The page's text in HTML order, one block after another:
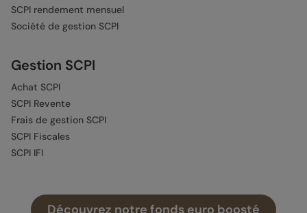
Découvrez notre fonds euro boosté
SCPI rendement mensuel
Société de gestion SCPI
Gestion SCPI
Achat SCPI
SCPI Revente
Frais de gestion SCPI
SCPI Fiscales
SCPI IFI
Autres guides